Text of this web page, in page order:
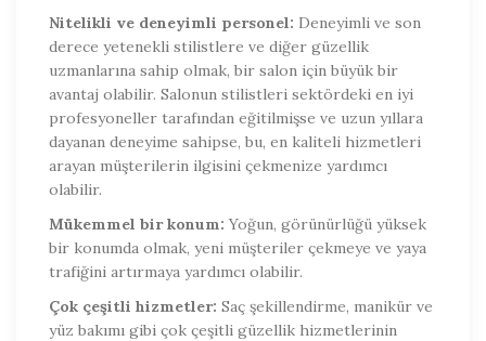
Nitelikli ve deneyimli personel: Deneyimli ve son
derece yetenekli stilistlere ve diğer güzellik
uzmanlarına sahip olmak, bir salon için büyük bir
avantaj olabilir. Salonun stilistleri sektördeki en iyi
profesyoneller tarafından eğitilmişse ve uzun yıllara
dayanan deneyime sahipse, bu, en kaliteli hizmetleri
arayan müşterilerin ilgisini çekmenize yardımcı
olabilir.
Mükemmel bir konum: Yoğun, görünürlüğü yüksek
bir konumda olmak, yeni müşteriler çekmeye ve yaya
trafiğini artırmaya yardımcı olabilir.
Çok çeşitli hizmetler: Saç şekillendirme, manikür ve
yüz bakımı gibi çok çeşitli güzellik hizmetlerinin